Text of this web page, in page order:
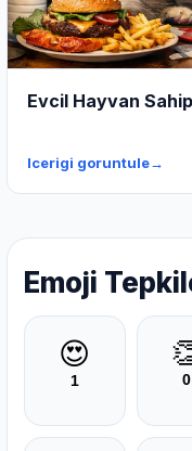
Evcil Hayvan
Icerigi goruntule→
Emoji
😍
1 0